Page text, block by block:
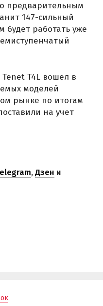
предварительным
147-сильный
будет работать уже
Tenet T4L вошел в
моделей
рынке по итогам
на учет
,Дзен и